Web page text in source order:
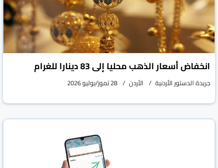
انخفاض أسعار الذهب محليا إلى 83 دينارا للغرام
جريدة الدستور الأردنية الأردن 28 تموز/يوليو 2026